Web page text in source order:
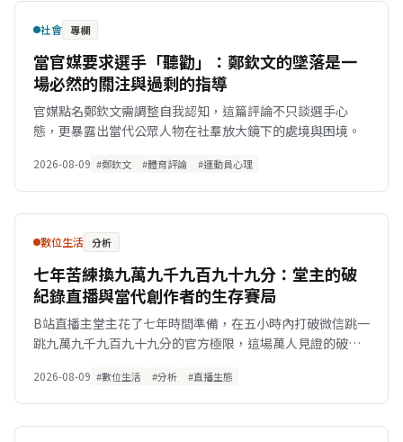
社會 專欄
當官媒要求選手「聽勸」：鄭欽文的墜落是一
場必然的關注與過剩的指導
官媒點名鄭欽文需調整自我認知，這篇評論不只談選手心
態，更暴露出當代公眾人物在社羣放大鏡下的處境與困境。
2026-08-09 #鄭欽文 #體育評論 #運動員心理
數位生活 分析
七年苦練換九萬九千九百九十九分：堂主的破
紀錄直播與當代創作者的生存賽局
B站直播主堂主花了七年時間準備，在五小時內打破微信跳一
跳九萬九千九百九十九分的官方極限，這場萬人見證的破紀
換率的集體儀式。
2026-08-09 #數位生活 #分析 #直播生態